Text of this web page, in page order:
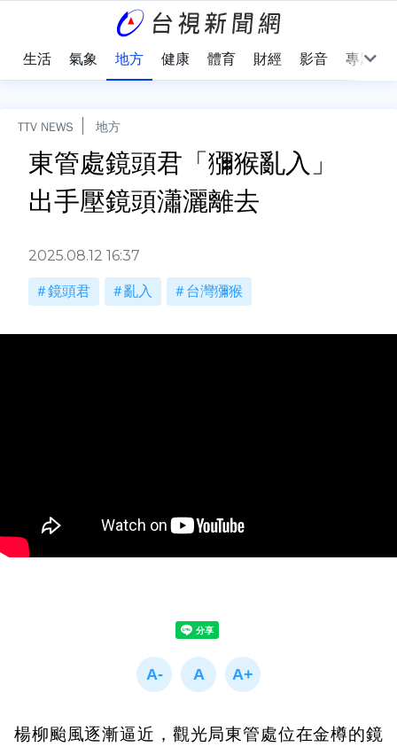
生活 氣象 地方 健康 體育 財經 影音 專題
TTV NEWS 地方
東管處鏡頭君「獼猴亂入」
出手壓鏡頭瀟灑離去
2025.08.12 16:37
鏡頭君 亂入 台灣獼猴
楊柳颱風逐漸逼近，觀光局東管處位在金樽的鏡